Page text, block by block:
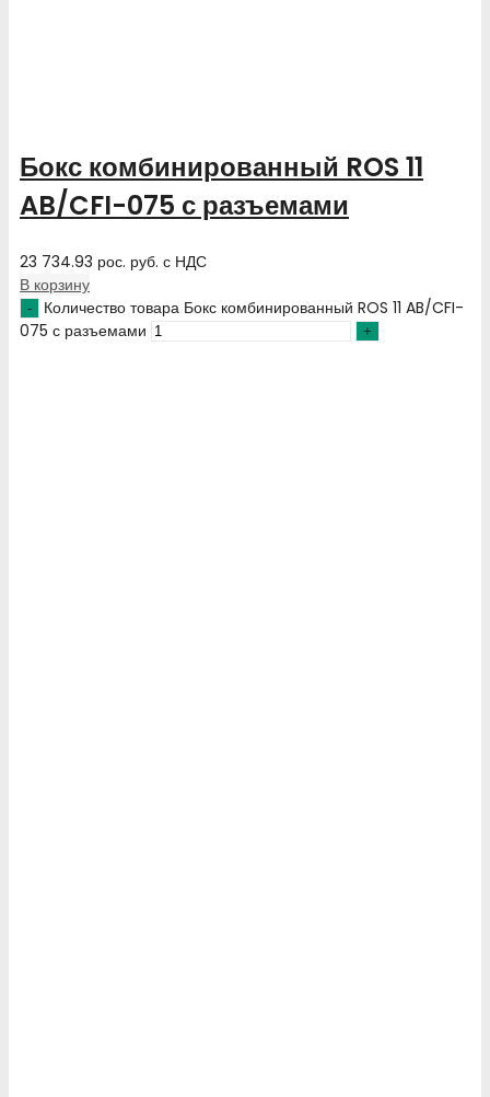
Бокс комбинированный ROS 11
AB/CFI-075 с разъемами
23 734.93 рос. руб. с НДС
В корзину
Количество товара Бокс комбинированный ROS 11 AB/CFI-
075 с разъемами